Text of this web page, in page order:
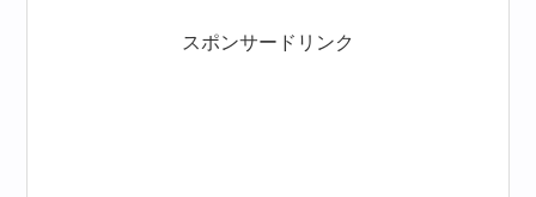
スポンサードリンク